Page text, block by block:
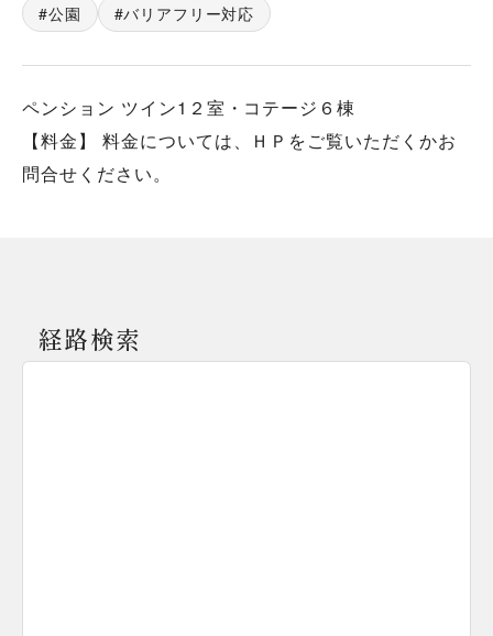
公園 バリアフリー対応
ペンション ツイン1２室・コテージ６棟
【料金】 料金については、ＨＰをご覧いただくかお
問合せください。
経路検索